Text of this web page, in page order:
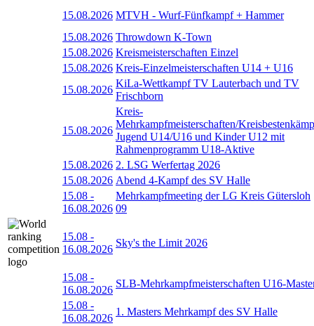
15.08.2026 MTVH - Wurf-Fünfkampf + Hammer
15.08.2026 Throwdown K-Town
15.08.2026 Kreismeisterschaften Einzel
15.08.2026 Kreis-Einzelmeisterschaften U14 + U16
15.08.2026
KiLa-Wettkampf TV Lauterbach und TV
Frischborn
15.08.2026
Kreis-
Mehrkampfmeisterschaften/
Jugend U14/U16 und Kinder U12 mit
Rahmenprogramm U18-Aktive
15.08.2026 2. LSG Werfertag 2026
15.08.2026 Abend 4-Kampf des SV Halle
15.08 -
16.08.2026
Mehrkampfmeeting der LG Kreis Gütersloh
09
15.08 -
16.08.2026
Sky's the Limit 2026
15.08 -
16.08.2026
SLB-Mehrkampfmeisterschaften U16-
15.08 -
16.08.2026
1. Masters Mehrkampf des SV Halle